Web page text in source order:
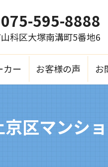
カー お客様の声 お
075-595-8888
科区大塚南溝町5番地6
区マンシ